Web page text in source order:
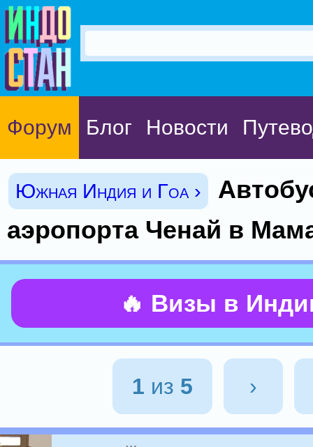
Форум Блог Новости
Южная Индия и Гоа ›
аэропорта Ченай в
🔥 Визы в
1 из 5 ›